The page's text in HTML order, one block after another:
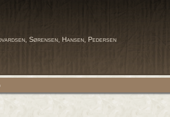
Sørensen, Hansen, Pedersen